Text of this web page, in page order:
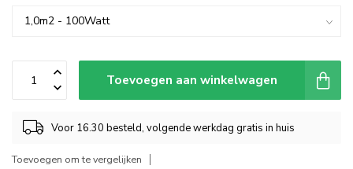
Toevoegen aan winkelwagen
Voor 16.30 besteld, volgende werkdag gratis in huis
Toevoegen om te vergelijken